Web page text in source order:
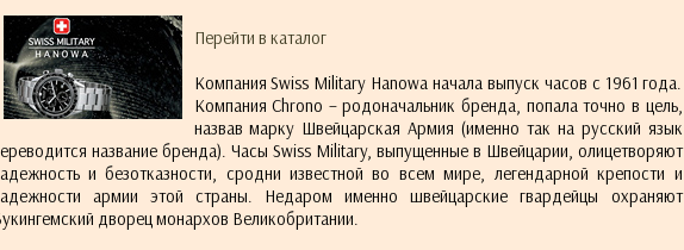
Перейти в каталог
Компания Swiss Military Hanowa начала выпуск часов с 1961 года.
Компания Chrono – родоначальник бренда, попала точно в цель,
назвав марку Швейцарская Армия (именно так на русский язык
название бренда). Часы Swiss Military, выпущенные в Швейцарии, олицетворяют
и безотказности, сродни известной во всем мире, легендарной крепости и
армии этой страны. Недаром именно швейцарские гвардейцы охраняют
дворец монархов Великобритании.